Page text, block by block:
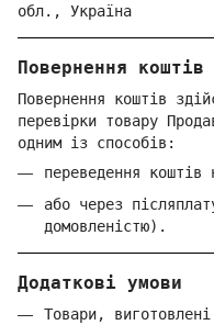
обл., Україна
Повернення коштів
Повернення коштів
перевірки товару
одним із способів:
переведення
або через
домовленістю).
Додаткові умови
Товари,